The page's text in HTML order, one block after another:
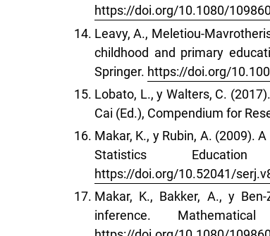
https://doi.org/10.1080/
Leavy, A., Meletiou-
childhood and primary
Springer. https://doi.org/
Lobato, L., y Walters, C.
Cai (Ed.), Compendium for
Makar, K., y Rubin, A. (2009).
Statistics
https://doi.org/10.52041/
Makar, K., Bakker, A., y
inference.